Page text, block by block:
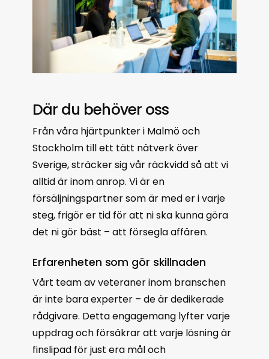
Där du behöver oss
Från våra hjärtpunkter i Malmö och
Stockholm till ett tätt nätverk över
Sverige, sträcker sig vår räckvidd så att vi
alltid är inom anrop. Vi är en
försäljningspartner som är med er i varje
steg, frigör er tid för att ni ska kunna göra
det ni gör bäst – att försegla affären.
Erfarenheten som gör skillnaden
Vårt team av veteraner inom branschen
är inte bara experter – de är dedikerade
rådgivare. Detta engagemang lyfter varje
uppdrag och försäkrar att varje lösning är
finslipad för just era mål och